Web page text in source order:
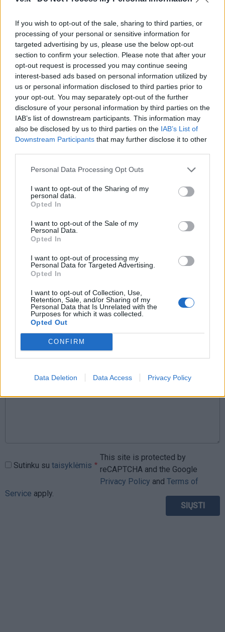
If you wish to opt-out of the sale, sharing to third parties, or
processing of your personal or sensitive information for
targeted advertising by us, please use the below opt-out
section to confirm your selection. Please note that after your
opt-out request is processed you may continue seeing
interest-based ads based on personal information utilized by
us or personal information disclosed to third parties prior to
your opt-out. You may separately opt-out of the further
disclosure of your personal information by third parties on the
IAB’s list of downstream participants. This information may
also be disclosed by us to third parties on the IAB’s List of
Downstream Participants that may further disclose it to other
Personal Data Processing Opt Outs
I want to opt-out of the Sharing of my
personal data.
Opted In
I want to opt-out of the Sale of my
Personal Data.
Opted In
I want to opt-out of processing my
Personal Data for Targeted Advertising.
Opted In
I want to opt-out of Collection, Use,
Retention, Sale, and/or Sharing of my
Personal Data that Is Unrelated with the
Purposes for which it was collected.
Opted Out
CONFIRM
Data Deletion Data Access Privacy Policy
Kinų horoskopas rugpjūčio 10–16
dienoms: Beždžionėms – proveržis,
Drakonams – šuolis į priekį
Atgims du legendiniai pėsčiųjų tiltai
per Miniją: vienas jungia net du
rajonus
Raktažodžiai
trampas mikrofonai žiniasklaida
skundas
VE.lt naujienos
Komentarai
Jūsų vardas
Komentaras
Sutinku su taisyklėmis
This site is protected by
reCAPTCHA and the Google
Privacy Policy and Terms of
Service apply.